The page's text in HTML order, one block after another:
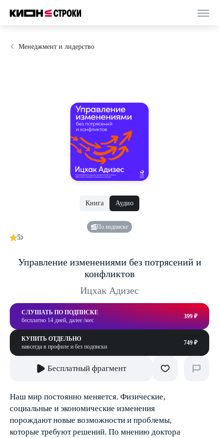
Менеджмент и лидерство
Книга Аудио
По подписке
5
Управление изменениями без потрясений и
конфликтов
Ицхак Адизес
СЛУШАТЬ ПО ПОДПИСКЕ
бесплатно 14 дней, далее /мес
399 ₽
КУПИТЬ ОТДЕЛЬНО
навсегда в профиле и без подписки
749 ₽
Бесплатный фрагмент
Наш мир постоянно меняется. Физические,
социальные и экономические изменения
порождают новые возможности и проблемы,
которые требуют решений. По мнению доктора